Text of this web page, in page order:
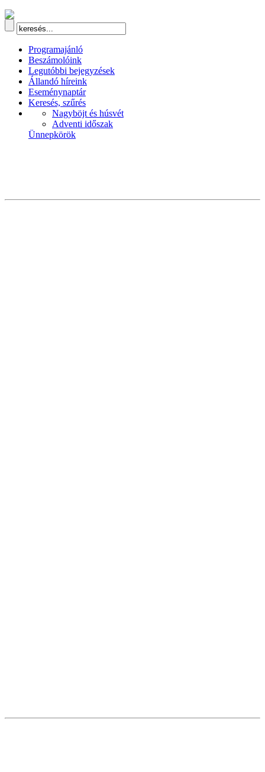
Programajánló
Beszámolóink
Legutóbbi bejegyzések
Állandó híreink
Eseménynaptár
Keresés, szűrés
Nagyböjt és húsvét
Adventi időszak
Ünnepkörök